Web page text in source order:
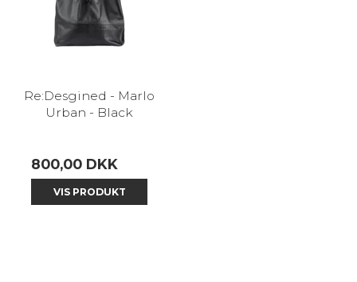
Re:Desgined - Marlo
Urban - Black
800,00 DKK
VIS PRODUKT